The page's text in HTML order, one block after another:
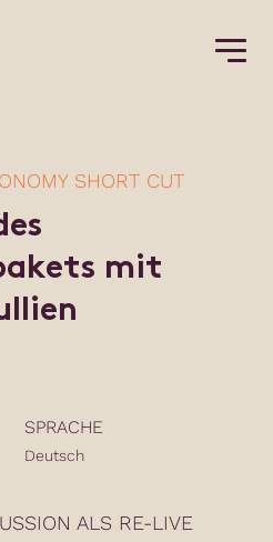
SHORT CUT
mit
SPRACHE
Deutsch
ALS RE-LIVE